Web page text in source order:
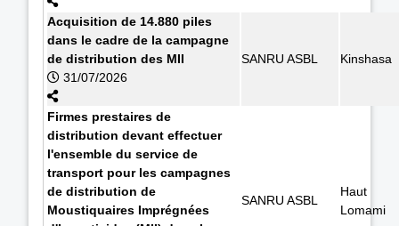
Acquisition de 14.880 piles
dans le cadre de la campagne
de distribution des MII
31/07/2026
SANRU ASBL Kinshasa
Firmes prestaires de
distribution devant effectuer
l'ensemble du service de
transport pour les campagnes
de distribution de
Moustiquaires Imprégnées
SANRU ASBL
Haut
Lomami